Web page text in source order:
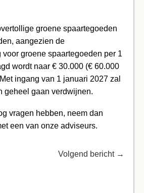
groene spaartegoeden
aangezien de
groene spaartegoeden per 1
wordt naar € 30.000 (€ 60.000
ingang van 1 januari 2027 zal
geheel gaan verdwijnen.
vragen hebben, neem dan
een van onze adviseurs.
Volgend bericht →